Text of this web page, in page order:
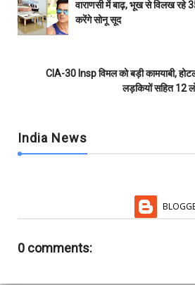
b
o
o
k
t
e
r
s
A
p
l
l
e
वाराणसी में बाढ़, भूख से विलख रहे
करेंगे सोनू सूद
CIA-30 Insp विमल को बड़ी कामयाबी,
लड़कियों सहित 12
India News
0 comments: